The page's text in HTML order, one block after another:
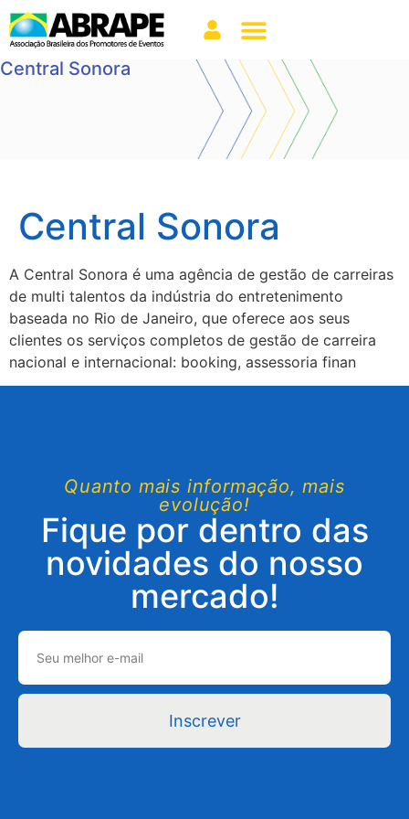
Central Sonora
Central Sonora
A Central Sonora é uma agência de gestão de carreiras
de multi talentos da indústria do entretenimento
baseada no Rio de Janeiro, que oferece aos seus
clientes os serviços completos de gestão de carreira
nacional e internacional: booking, assessoria finan
Quanto mais informação, mais
evolução!
Fique por dentro das
novidades do nosso
mercado!
Inscrever